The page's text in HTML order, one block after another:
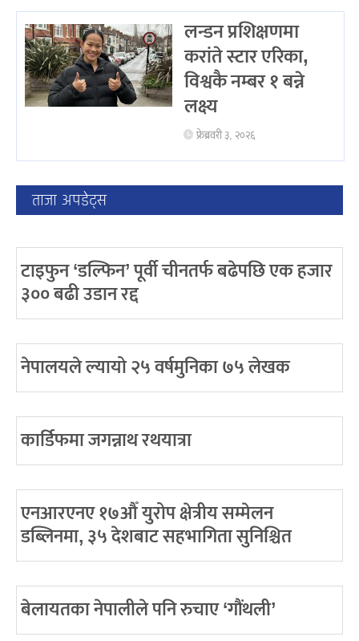
लन्डन प्रशिक्षणमा
करांते स्टार एरिका,
विश्वकै नम्बर १ बन्ने
लक्ष्य
फ्रेब्रवरी ३, २०२६
ताजा अपडेट्स
टाइफुन ‘डल्फिन’ पूर्वी चीनतर्फ बढेपछि एक हजार
३०० बढी उडान रद्द
नेपालयले ल्यायो २५ वर्षमुनिका ७५ लेखक
कार्डिफमा जगन्नाथ रथयात्रा
एनआरएनए १७औँ युरोप क्षेत्रीय सम्मेलन
डब्लिनमा, ३५ देशबाट सहभागिता सुनिश्चित
बेलायतका नेपालीले पनि रुचाए ‘गौंथली’